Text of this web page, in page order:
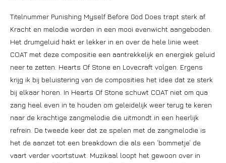
Titelnummer Punishing Myself Before God Does trapt sterk af.
Kracht en melodie worden in een mooi evenwicht aangeboden.
Het drumgeluid hakt er lekker in en over de hele linie weet
COAT met deze compositie een aantrekkelijk en energiek geluid
neer te zetten. Hearts Of Stone en Lovecraft volgen. Ergens
krijg ik bij beluistering van de composities het idee dat ze sterk
bij elkaar horen. In Hearts Of Stone schuwt COAT niet om qua
zang heel even in te houden om geleidelijk weer terug te keren
naar de krachtige zangmelodie die uitmondt in een heerlijk
refrein. De tweede keer dat ze spelen met de zangmelodie is
het de aanzet tot een breakdown die als een ‘bommetje’ de
vaart verder voortstuwt. Muzikaal loopt het gewoon over in